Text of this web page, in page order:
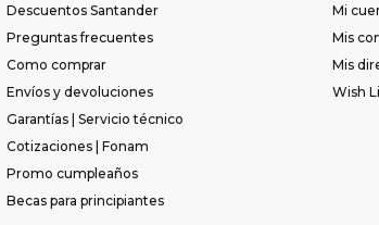
Descuentos Santander
Preguntas frecuentes
Como comprar
Envíos y devoluciones
Garantías | Servicio técnico
Cotizaciones | Fonam
Promo cumpleaños
Becas para principiantes
Mi
Mis
Mis
Wish